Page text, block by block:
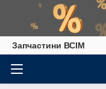
Запчастини ВСІМ